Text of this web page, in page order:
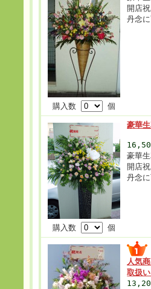
購入数 個
開店
丹念
購入数 個
豪華
豪華
開店
丹念
人気
取扱